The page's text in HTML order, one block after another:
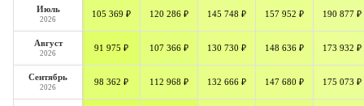
Июль
2026
105 369 ₽ 120 286 ₽ 145 748 ₽ 157 952 ₽ 190 877 ₽
Август
2026
91 975 ₽ 107 366 ₽ 130 730 ₽ 148 636 ₽ 173 932 ₽
Сентябрь
2026
98 362 ₽ 112 968 ₽ 132 666 ₽ 147 680 ₽ 175 073 ₽